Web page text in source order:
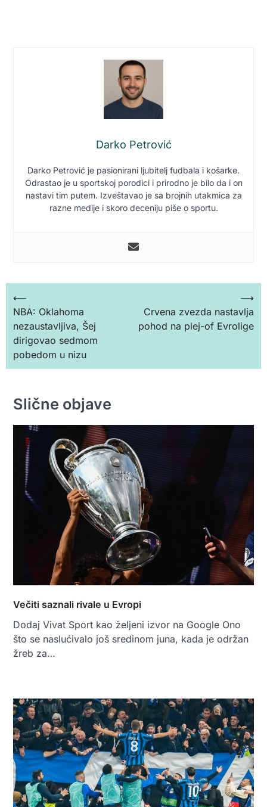
Darko Petrović
Darko Petrović je pasionirani ljubitelj fudbala i košarke.
Odrastao je u sportskoj porodici i prirodno je bilo da i on
nastavi tim putem. Izveštavao je sa brojnih utakmica za
razne medije i skoro deceniju piše o sportu.
Кретање
чланка
⟵
NBA: Oklahoma
nezaustavljiva, Šej
dirigovao sedmom
pobedom u nizu
Crvena zvezda nastavlja
pohod na plej-of Evrolige
⟶
Slične objave
Večiti saznali rivale u Evropi
Dodaj Vivat Sport kao željeni izvor na Google Ono
što se naslućivalo još sredinom juna, kada je održan
žreb za…